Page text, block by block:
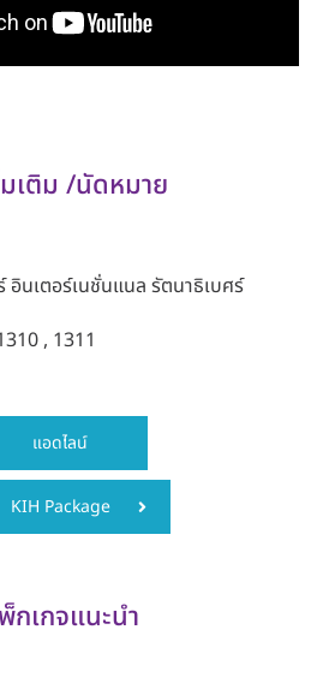
เติม /นัดหมาย
อินเตอร์เนชั่นแนล รัตนาธิเบศร์
, 1311
แอดไลน์
KIH Package
กเกจแนะนำ